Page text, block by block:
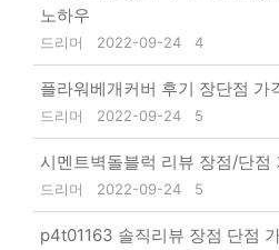
노하우
드리머 2022-09-24 4
플라워베개커버 후기 장단점 가
드리머 2022-09-24 5
시멘트벽돌블럭 리뷰 장점/단점
드리머 2022-09-24 5
p4t01163 솔직리뷰 장점 단점